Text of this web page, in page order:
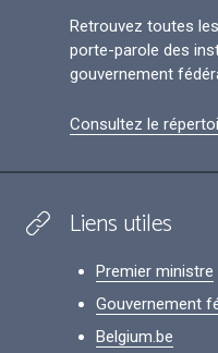
Retrouvez toutes
porte-parole des
gouvernement
Consultez le
Liens utiles
Premier ministre
Gouvernement
Belgium.be